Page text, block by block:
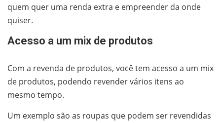
quem quer uma renda extra e empreender da onde
quiser.
Acesso a um mix de produtos
Com a revenda de produtos, você tem acesso a um mix
de produtos, podendo revender vários itens ao
mesmo tempo.
Um exemplo são as roupas que podem ser revendidas